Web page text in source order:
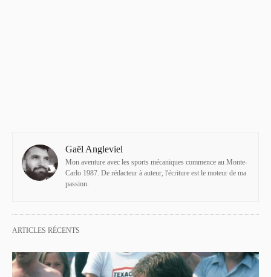
Gaël Angleviel
Mon aventure avec les sports mécaniques commence au Monte-
Carlo 1987. De rédacteur à auteur, l'écriture est le moteur de ma
passion.
ARTICLES RÉCENTS